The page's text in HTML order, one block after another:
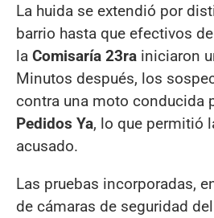
La huida se extendió por
barrio hasta que efectivos
la Comisaría 23ra iniciaron
Minutos después, los
contra una moto conducida
Pedidos Ya, lo que permitió
acusado.
Las pruebas incorporadas,
de cámaras de seguridad